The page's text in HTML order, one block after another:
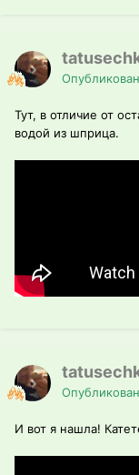
Тут, в отличие от
водой из шприца.
И вот я нашла!